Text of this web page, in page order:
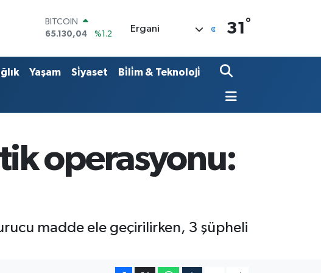
BITCOIN
65.130,04
%1.2
47,7436
%0.18
EURO
13.773
%-19
Ergani 31 °
Yaşam Si̇yaset Bi̇li̇m & Teknoloji̇
operasyonu:
madde ele geçirilirken, 3 şüpheli